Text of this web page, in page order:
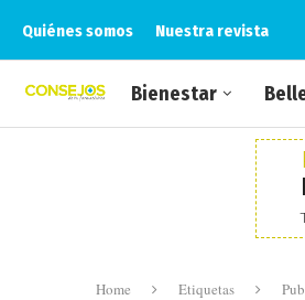
Quiénes somos Nuestra revista
Bienestar
Home Etiquetas